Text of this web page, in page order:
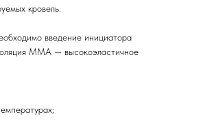
кровель.
введение инициатора
ММА — высокоэластичное